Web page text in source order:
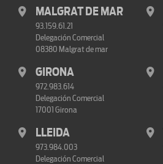
MALGRAT DE MAR
93.159.61.21
Delegación Comercial
08380 Malgrat de mar
GIRONA
972.983.614
Delegación Comercial
17001 Girona
LLEIDA
973.984.003
Delegación Comercial